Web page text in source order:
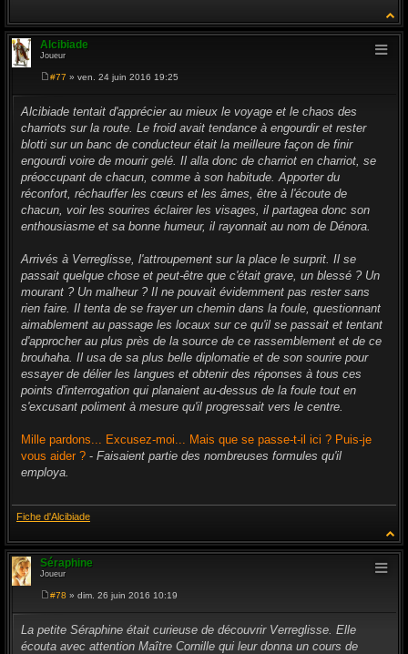
Alcibiade
Joueur
s
a
e
#77 » ven. 24 juin 2016 19:25
Alcibiade tentait d'apprécier au mieux le voyage et le chaos des
charriots sur la route. Le froid avait tendance à engourdir et rester
blotti sur un banc de conducteur était la meilleure façon de finir
engourdi voire de mourir gelé. Il alla donc de charriot en charriot, se
préoccupant de chacun, comme à son habitude. Apporter du
réconfort, réchauffer les cœurs et les âmes, être à l'écoute de
chacun, voir les sourires éclairer les visages, il partagea donc son
enthousiasme et sa bonne humeur, il rayonnait au nom de Dénora.
Arrivés à Verreglisse, l'attroupement sur la place le surprit. Il se
passait quelque chose et peut-être que c'était grave, un blessé ? Un
mourant ? Un malheur ? Il ne pouvait évidemment pas rester sans
rien faire. Il tenta de se frayer un chemin dans la foule, questionnant
aimablement au passage les locaux sur ce qu'il se passait et tentant
d'approcher au plus près de la source de ce rassemblement et de ce
brouhaha. Il usa de sa plus belle diplomatie et de son sourire pour
essayer de délier les langues et obtenir des réponses à tous ces
points d'interrogation qui planaient au-dessus de la foule tout en
s'excusant poliment à mesure qu'il progressait vers le centre.
Mille pardons... Excusez-moi... Mais que se passe-t-il ici ? Puis-je
vous aider ? - Faisaient partie des nombreuses formules qu'il
employa.
Fiche d'Alcibiade
Séraphine
Joueur
s
s
a
#78 » dim. 26 juin 2016 10:19
La petite Séraphine était curieuse de découvrir Verreglisse. Elle
écouta avec attention Maître Cornille qui leur donna un cours de